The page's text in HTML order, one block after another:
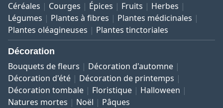
Céréales Courges Épices Fruits
Herbes
Légumes
Plantes à fibres
Plantes médicinales
Plantes oléagineuses
Plantes tinctoriales
Décoration
Bouquets de fleurs
Décoration d'automne
Décoration d'été
Décoration de printemps
Décoration tombale
Floristique
Halloween
Natures mortes
Noël Pâques